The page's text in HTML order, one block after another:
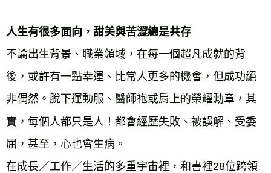
人生有很多面向，甜美與苦澀總是共存
不論出生背景、職業領域，在每一個超凡成就的背
後，或許有一點幸運、比常人更多的機會，但成功絕
非偶然。脫下運動服、醫師袍或肩上的榮耀勳章，其
實，每個人都只是人！都會經歷失敗、被誤解、受委
屈，甚至，心也會生病。
在成長／工作／生活的多重宇宙裡，和書裡28位跨領